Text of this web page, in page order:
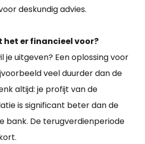
deskundig advies.
het er financieel voor?
je uitgeven? Een oplossing voor
veel duurder dan de
altijd: je profijt van de
is significant beter dan de
bank. De terugverdienperiode